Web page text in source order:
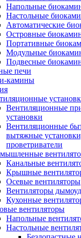
Напольные
Настольные
Автоматические
Островные
Портативные
Модульные
Подвесные
печи
камины
Вентиляционные
установки
Вентиляционные
вытяжные
проветриватели
Канальные
Крышные
Осевые вентиляторы
Вентиляторы
Кухонные
вентиляторы
Напольные
Настольные